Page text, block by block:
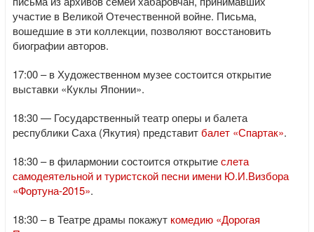
участие в Великой Отечественной войне. Письма,
вошедшие в эти коллекции, позволяют восстановить
биографии авторов.
17:00 – в Художественном музее состоится открытие
выставки «Куклы Японии».
18:30 — Государственный театр оперы и балета
республики Саха (Якутия) представитбалет «Спартак».
18:30 – в филармонии состоится открытиеслета
самодеятельной и туристской песни имени Ю.И.Визбора
«Фортуна-2015».
18:30 – в Театре драмы покажут комедию «Дорогая